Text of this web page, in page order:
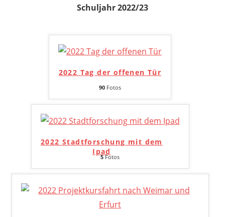
Schuljahr 2022/23
2022 Tag der offenen Tür
90 Fotos
2022 Stadtforschung mit dem
Ipad
5Fotos